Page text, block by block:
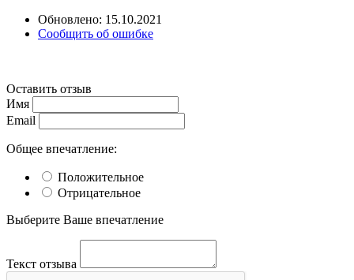
Обновлено: 15.10.2021
Сообщить об ошибке
Оставить отзыв
Имя
Email
Общее впечатление:
Положительное
Отрицательное
Выберите Ваше впечатление
Текст отзыва